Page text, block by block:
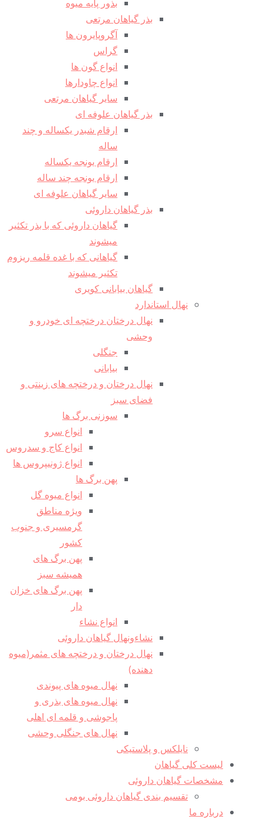
بذور پایه میوه
بذر گیاهان مرتعی
آگروپایرون ها
گراس
انواع گون ها
انواع چاودارها
سایر گیاهان مرتعی
بذر گیاهان علوفه ای
ارقام شبدر یکساله و چند
ساله
ارقام یونجه یکساله
ارقام یونجه چند ساله
سایر گیاهان علوفه ای
بذر گیاهان داروئی
گیاهان داروئی که با بذر تکثیر
میشوند
گیاهانی که با غده قلمه ریزوم
تکثیر میشوند
گیاهان بیابانی کویری
نهال استاندارد
نهال درختان درختچه ای خودرو و
وحشی
جنگلی
بیابانی
نهال درختان و درختچه های زینتی و
فضای سبز
سوزنی برگ ها
انواع سرو
انواع کاج و سدروس
انواع ژونیپروس ها
پهن برگ ها
انواع میوه گل
ویژه مناطق
گرمسیری و جنوب
کشور
پهن برگ های
همیشه سبز
پهن برگ های خزان
دار
انواع نشاء
نشاءونهال گیاهان داروئی
نهال درختان و درختچه های مثمر(میوه
دهنده)
نهال میوه های پیوندی
نهال میوه های بذری و
پاجوشی و قلمه ای اهلی
نهال های جنگلی وحشی
نایلکس و پلاستیکی
لیست کلی گیاهان
مشخصات گیاهان داروئی
تقسیم بندی گیاهان داروئی بومی
درباره ما